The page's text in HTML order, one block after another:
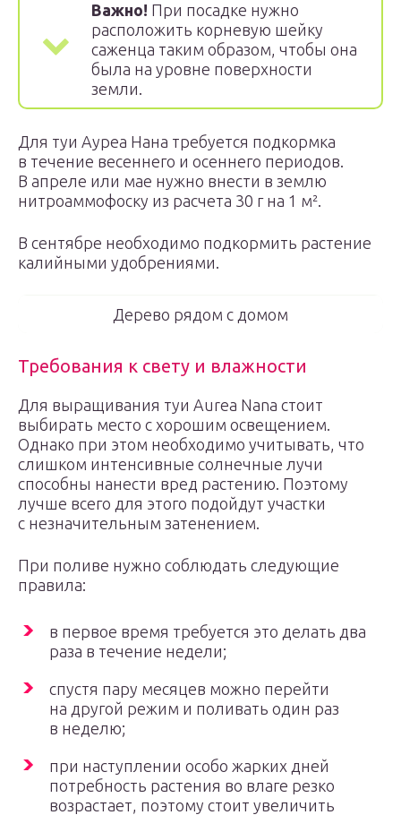
Важно! При посадке нужно
расположить корневую шейку
саженца таким образом, чтобы она
была на уровне поверхности
земли.
Для туи Ауреа Нана требуется подкормка
в течение весеннего и осеннего периодов.
В апреле или мае нужно внести в землю
нитроаммофоску из расчета 30 г на 1 м².
В сентябре необходимо подкормить растение
калийными удобрениями.
Дерево рядом с домом
Требования к свету и влажности
Для выращивания туи Aurea Nana стоит
выбирать место с хорошим освещением.
Однако при этом необходимо учитывать, что
слишком интенсивные солнечные лучи
способны нанести вред растению. Поэтому
лучше всего для этого подойдут участки
с незначительным затенением.
При поливе нужно соблюдать следующие
правила:
в первое время требуется это делать два
раза в течение недели;
спустя пару месяцев можно перейти
на другой режим и поливать один раз
в неделю;
при наступлении особо жарких дней
потребность растения во влаге резко
возрастает, поэтому стоит увеличить